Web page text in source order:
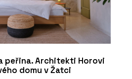
peřina. Architekti Horovi
domu v Žatci